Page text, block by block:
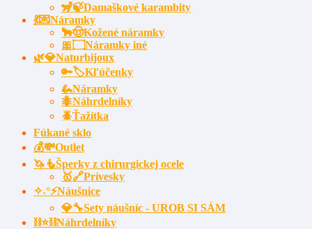
🦨🍃Damaškové karambity
💃💌Náramky
🐂🤠Kožené náramky
🎀۝Náramky iné
🌿💎Naturbijoux
🔑🏷️Kľúčenky
🦗Náramky
🐜Náhrdelníky
🪲Ťažítka
Fúkané sklo
💰💸Outlet
🦄🧜Šperky z chirurgickej ocele
🥇🔗Prívesky
✧˖°⚡Náušnice
💎🔧Sety náušníc - UROB SI SÁM
⛓⭐⛓️Náhrdelníky